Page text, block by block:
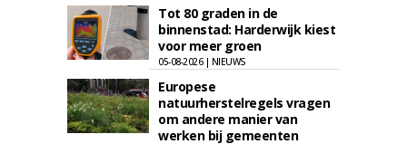
Tot 80 graden in de
binnenstad: Harderwijk kiest
voor meer groen
05-08-2026 | NIEUWS
Europese
natuurherstelregels vragen
om andere manier van
werken bij gemeenten